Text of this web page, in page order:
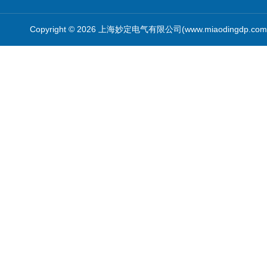
Copyright © 2026 上海妙定电气有限公司